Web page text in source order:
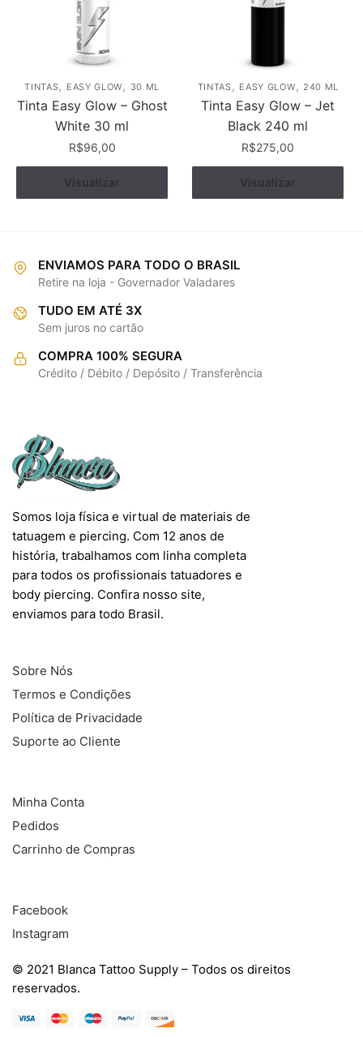
TINTAS, EASY GLOW , 30 ML
Tinta Easy Glow – Ghost
White 30 ml
R$96,00
Comprar
Visualizar
TINTAS , EASY GLOW , 240 ML
Tinta Easy Glow – Jet
Black 240 ml
R$275,00
Comprar
Visualizar
ENVIAMOS PARA TODO O BRASIL
Retire na loja - Governador Valadares
TUDO EM ATÉ 3X
Sem juros no cartão
COMPRA 100% SEGURA
Crédito / Débito / Depósito / Transferência
Somos loja física e virtual de materiais de
tatuagem e piercing. Com 12 anos de
história, trabalhamos com linha completa
para todos os profissionais tatuadores e
body piercing. Confira nosso site,
enviamos para todo Brasil.
Sobre Nós
Termos e Condições
Política de Privacidade
Suporte ao Cliente
Minha Conta
Pedidos
Carrinho de Compras
Facebook
Instagram
© 2021 Blanca Tattoo Supply – Todos os direitos
reservados.